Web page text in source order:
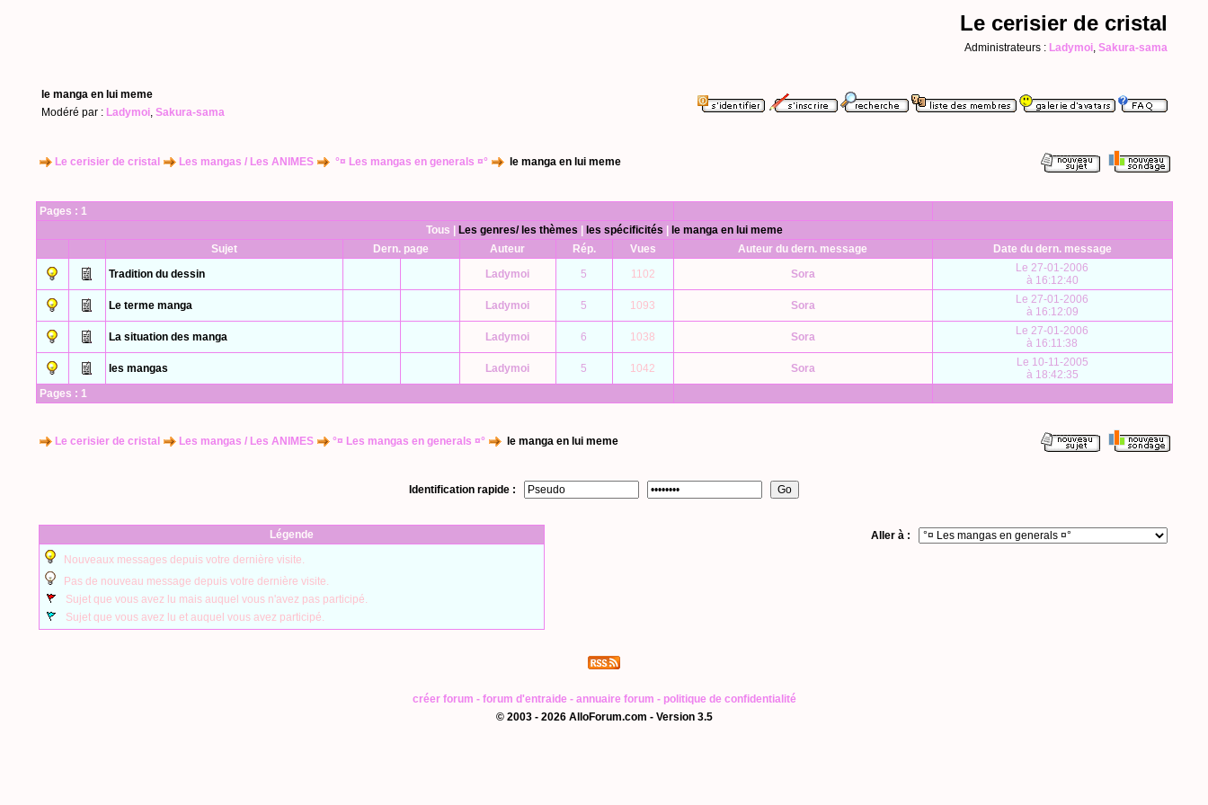
Le cerisier de cristal
Administrateurs : Ladymoi, Sakura-sama
le manga en lui meme
Modéré par : Ladymoi, Sakura-sama
Le cerisier de cristal Les mangas / Les ANIMES °¤ Les mangas en generals ¤° le manga en lui meme
Pages : 1
Tous
Les genres/ les thèmes les spécificités
le manga en lui meme
Sujet
Dern. page Auteur Rép. Vues Auteur du dern. message
Date du dern. message
Tradition du dessin
Ladymoi 5 1102 Sora
Le 27-01-2006
à 16:12:40
Le terme manga
Ladymoi 5 1093 Sora
Le 27-01-2006
à 16:12:09
La situation des manga
Ladymoi 6 1038 Sora
Le 27-01-2006
à 16:11:38
les mangas
Ladymoi 5 1042 Sora
Le 10-11-2005
à 18:42:35
Pages : 1
Le cerisier de cristal Les mangas / Les ANIMES °¤ Les mangas en generals ¤° le manga en lui meme
Identification rapide :
Légende
Nouveaux messages depuis votre dernière visite.
Pas de nouveau message depuis votre dernière visite.
Sujet que vous avez lu mais auquel vous n'avez pas participé.
Sujet que vous avez lu et auquel vous avez participé.
Aller à :
créer forum - forum d'entraide- annuaire forum - politique de confidentialité
© 2003 - 2026 AlloForum.com - Version 3.5